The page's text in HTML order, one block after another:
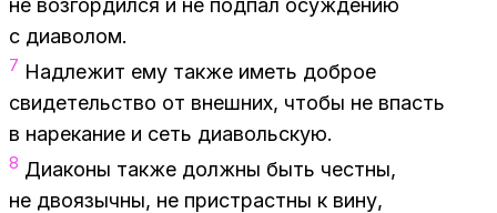
не воз­гор­дил­ся и не под­пал осуж­де­нию
с диа­во­лом.
7 Над­ле­жит ему так­же иметь доб­рое
сви­де­тель­ство от внеш­них, что­бы не впасть
в на­ре­ка­ние и сеть диа­воль­скую.
8 Диа­ко­ны так­же долж­ны быть чест­ны,
не дво­языч­ны, не при­страст­ны к вину,